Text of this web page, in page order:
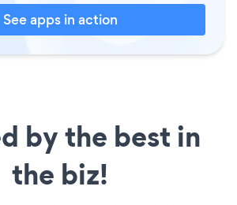
See apps in action
by the best in
the biz!